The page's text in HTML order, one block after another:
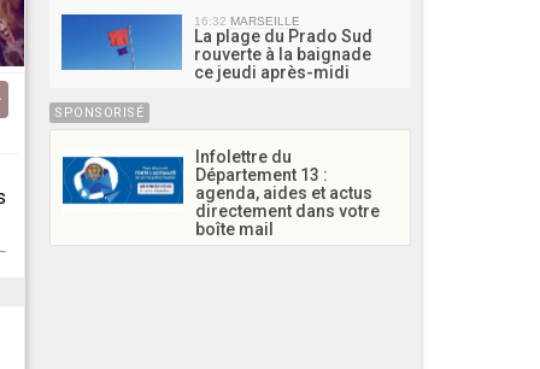
16:32 MARSEILLE
La plage du Prado Sud
rouverte à la baignade
ce jeudi après-midi
SPONSORISÉ
Infolettre du
Département 13 :
agenda, aides et actus
directement dans votre
boîte mail